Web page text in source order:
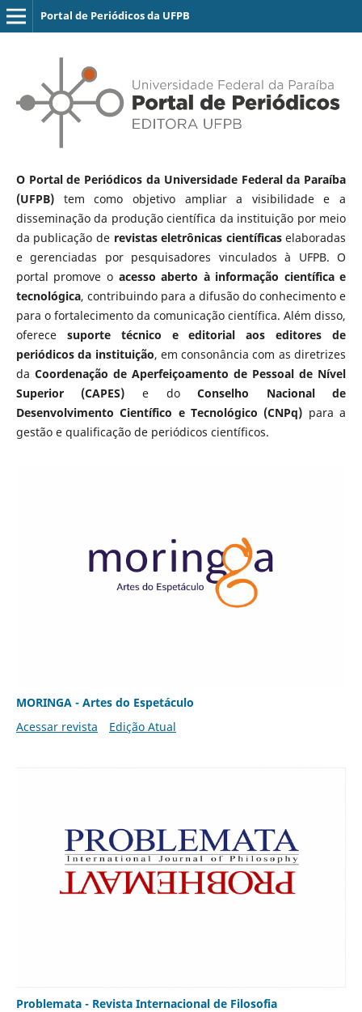
Portal de Periódicos da UFPB
O Portal de Periódicos da Universidade Federal da Paraíba
(UFPB)tem como objetivo ampliar a visibilidade e a
disseminação da produção científica da instituição por meio
da publicação de revistas eletrônicas científicaselaboradas
e gerenciadas por pesquisadores vinculados à UFPB. O
portal promove o acesso aberto à informação científica e
tecnológica, contribuindo para a difusão do conhecimento e
para o fortalecimento da comunicação científica. Além disso,
oferece suporte técnico e editorial aos editores de
periódicos da instituição, em consonância com as diretrizes
da Coordenação de Aperfeiçoamento de Pessoal de Nível
Superior (CAPES) e doConselho Nacional de
Desenvolvimento Científico e Tecnológico (CNPq) para a
gestão e qualificação de periódicos científicos.
MORINGA - Artes do Espetáculo
Acessar revista
Edição Atual
Problemata - Revista Internacional de Filosofia